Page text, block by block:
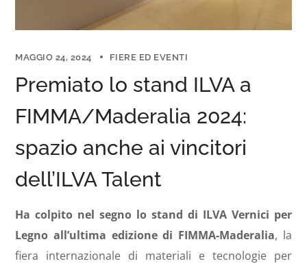
MAGGIO 24, 2024 FIERE ED EVENTI
Premiato lo stand ILVA a
FIMMA/Maderalia 2024:
spazio anche ai vincitori
dell’ILVA Talent
Ha colpito nel segno lo stand di ILVA Vernici per
Legno all’ultima edizione di FIMMA-Maderalia, la
fiera internazionale di materiali e tecnologie per